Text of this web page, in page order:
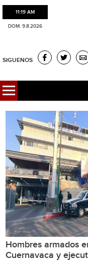
11:19 AM
DOM. 9.8.2026
SIGUENOS
Hombres armados
Cuernavaca y